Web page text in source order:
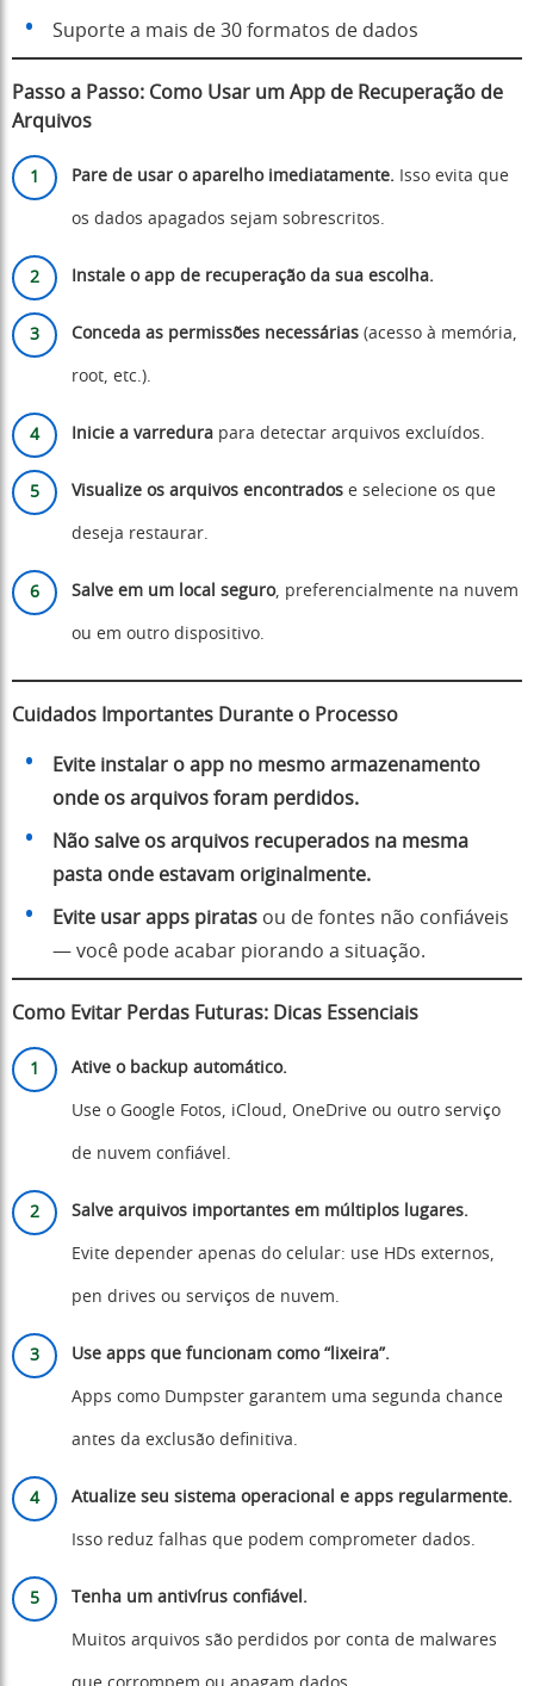
Suporte a mais de 30 formatos de dados
Passo a Passo: Como Usar um App de Recuperação de
Arquivos
Pare de usar o aparelho imediatamente. Isso evita que
os dados apagados sejam sobrescritos.
Instale o app de recuperação da sua escolha.
Conceda as permissões necessárias (acesso à memória,
root, etc.).
Inicie a varredura para detectar arquivos excluídos.
Visualize os arquivos encontrados e selecione os que
deseja restaurar.
Salve em um local seguro, preferencialmente na nuvem
ou em outro dispositivo.
Cuidados Importantes Durante o Processo
Evite instalar o app no mesmo armazenamento
onde os arquivos foram perdidos.
Não salve os arquivos recuperados na mesma
pasta onde estavam originalmente.
Evite usar apps piratas ou de fontes não confiáveis
— você pode acabar piorando a situação.
Como Evitar Perdas Futuras: Dicas Essenciais
Ative o backup automático.
Use o Google Fotos, iCloud, OneDrive ou outro serviço
de nuvem confiável.
Salve arquivos importantes em múltiplos lugares.
Evite depender apenas do celular: use HDs externos,
pen drives ou serviços de nuvem.
Use apps que funcionam como “lixeira”.
Apps como Dumpster garantem uma segunda chance
antes da exclusão definitiva.
Atualize seu sistema operacional e apps regularmente.
Isso reduz falhas que podem comprometer dados.
Tenha um antivírus confiável.
Muitos arquivos são perdidos por conta de malwares